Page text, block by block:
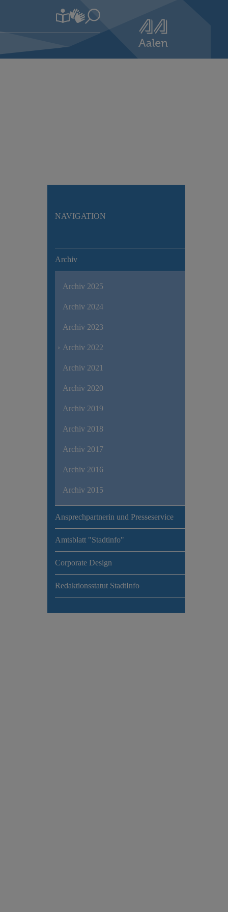
NAVIGATION
Archiv
Archiv 2025
Archiv 2024
Archiv 2023
Archiv 2022
Archiv 2021
Archiv 2020
Archiv 2019
Archiv 2018
Archiv 2017
Archiv 2016
Archiv 2015
Ansprechpartnerin und Presseservice
Amtsblatt "Stadtinfo"
Corporate Design
Redaktionsstatut StadtInfo